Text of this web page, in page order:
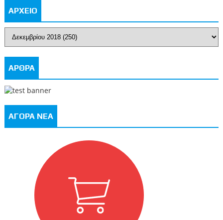
ΑΡΧΕΙΟ
ΑΡΘΡΑ
ΑΓΟΡΑ ΝΕΑ